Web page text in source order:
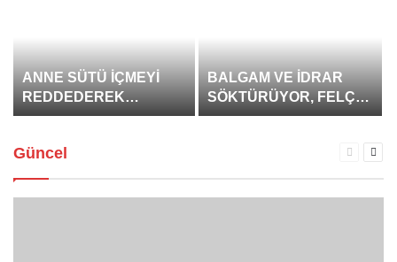
ANNE SÜTÜ İÇMEYİ
REDDEDEREK
ANNESİNİN HAYATINI
KAHRAMAN BEBEK
BALGAM VE İDRAR
SÖKTÜRÜYOR, FELÇ
RİSKİNİ AZALTIYOR,
Güncel
Önceki